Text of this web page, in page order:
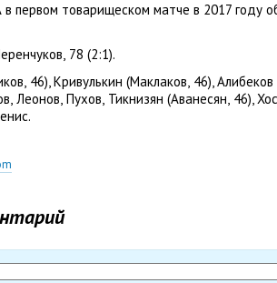
товарищеском матче в 2017 году
, 78 (2:1).
, 46), Кривулькин (Маклаков, 46), Алибеков
, Леонов, Пухов, Тикнизян (Аванесян, 46),